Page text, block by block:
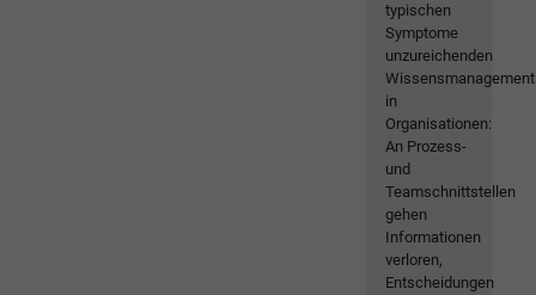
typischen
Symptome
unzureichenden
in
Organisationen:
An Prozess-
und
Teamschnittstellen
gehen
Informationen
verloren,
Entscheidungen